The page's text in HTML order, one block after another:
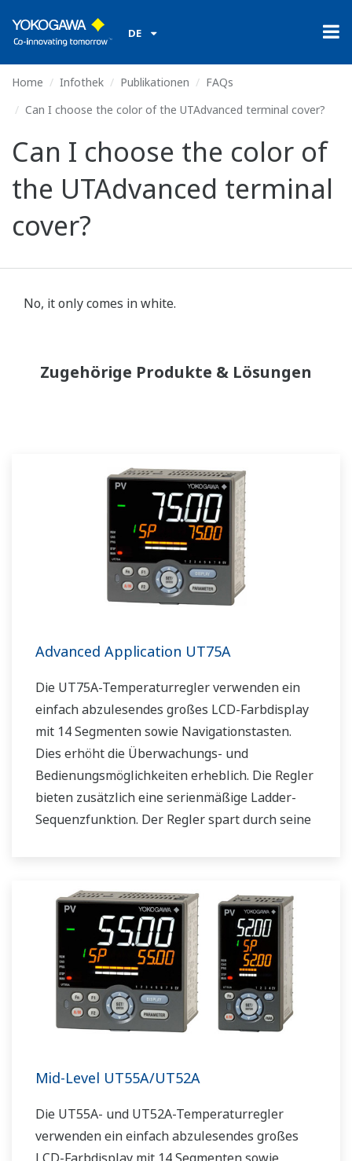
DE
Home Infothek Publikationen
FAQs
Can I choose the color of the UTAdvanced terminal cover?
Can I choose the color of
the UTAdvanced terminal
cover?
No, it only comes in white.
Zugehörige Produkte & Lösungen
Advanced Application UT75A
Die UT75A-Temperaturregler verwenden ein
einfach abzulesendes großes LCD-Farbdisplay
mit 14 Segmenten sowie Navigationstasten.
Dies erhöht die Überwachungs- und
Bedienungsmöglichkeiten erheblich. Die Regler
bieten zusätzlich eine serienmäßige Ladder-
Sequenzfunktion. Der Regler spart durch seine
die Ethernetkommunikation.
Mid-Level UT55A/UT52A
Die UT55A- und UT52A-Temperaturregler
verwenden ein einfach abzulesendes großes